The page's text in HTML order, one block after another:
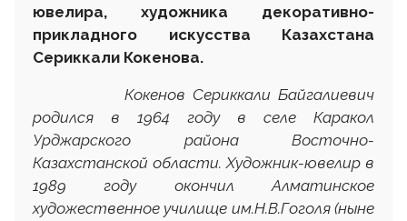
ювелира, художника декоративно-
прикладного искусства Казахстана
Сериккали Кокенова.
Кокенов Сериккали Байгалиевич
родился в 1964 году в селе Каракол
Урджарского района Восточно-
Казахстанской области. Художник-ювелир в
1989 году окончил Алматинское
художественное училище им.Н.В.Гоголя (ныне